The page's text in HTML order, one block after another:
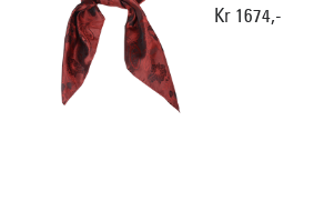
Kr 1674,-